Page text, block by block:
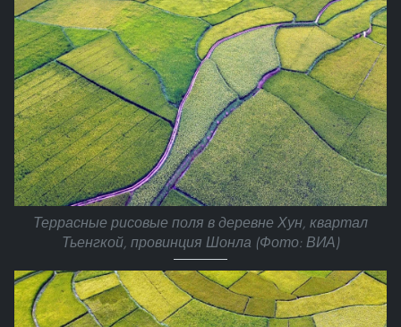
Террасные рисовые поля в деревне Хун, квартал
Тьенгкой, провинция Шонла (Фото: ВИА)